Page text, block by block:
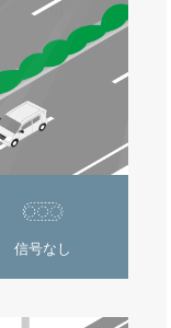
信号なし